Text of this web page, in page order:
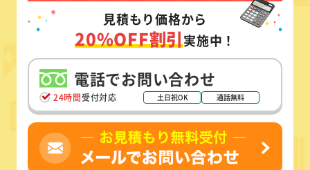
見積もり価格から
20%OFF割引実施中！
電話でお問い合わせ
24時間受付対応 土日祝OK 通話無料